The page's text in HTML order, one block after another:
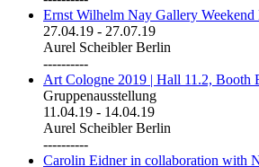
Ernst Wilhelm Nay Gallery Weekend
27.04.19 - 27.07.19
Aurel Scheibler Berlin
----------
Art Cologne 2019 | Hall 11.2, Booth
Gruppenausstellung
11.04.19 - 14.04.19
Aurel Scheibler Berlin
----------
Carolin Eidner in collaboration with